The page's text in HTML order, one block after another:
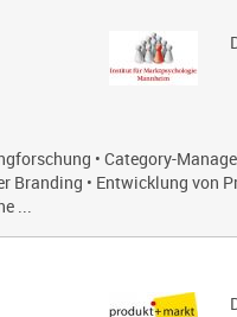
• Category-
Branding • Entwicklung von
...